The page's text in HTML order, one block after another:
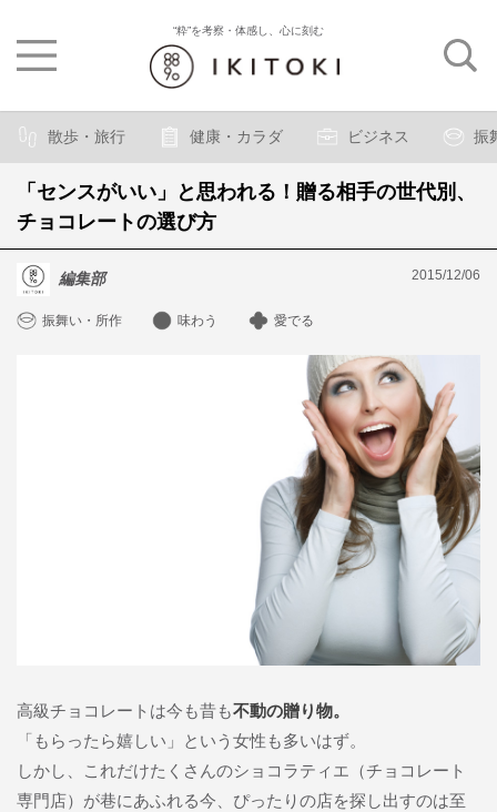
“粋”を考察・体感し、心に刻む
散歩・旅行 健康・カラダ ビジネス 振
「センスがいい」と思われる！贈る相手の世代別、
チョコレートの選び方
編集部 2015/12/06
振舞い・所作 味わう 愛でる
高級チョコレートは今も昔も不動の贈り物。
「もらったら嬉しい」という女性も多いはず。
しかし、これだけたくさんのショコラティエ（チョコレート
専門店）が巷にあふれる今、ぴったりの店を探し出すのは至